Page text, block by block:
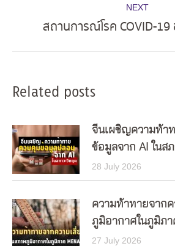
NEXT
Next
สถานการณ์โรค COVID-19
Related posts
จีนเผชิญความท้า
ข้อมูลจาก AI ในส
28 July 2026
ความท้าทายจาก
ภูมิอากาศในภูมิภา
27 July 2026